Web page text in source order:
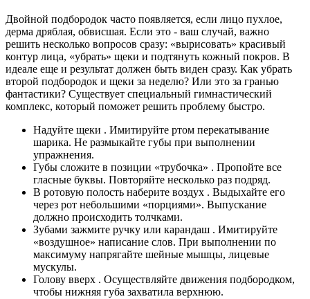
Двойной подбородок часто появляется, если лицо пухлое,
дерма дряблая, обвисшая. Если это - ваш случай, важно
решить несколько вопросов сразу: «вырисовать» красивый
контур лица, «убрать» щеки и подтянуть кожный покров. В
идеале еще и результат должен быть виден сразу. Как убрать
второй подбородок и щеки за неделю? Или это за гранью
фантастики? Существует специальный гимнастический
комплекс, который поможет решить проблему быстро.
Надуйте щеки . Имитируйте ртом перекатывание
шарика. Не размыкайте губы при выполнении
упражнения.
Губы сложите в позиции «трубочка» . Пропойте все
гласные буквы. Повторяйте несколько раз подряд.
В ротовую полость наберите воздух . Выдыхайте его
через рот небольшими «порциями». Выпускание
должно происходить толчками.
Зубами зажмите ручку или карандаш . Имитируйте
«воздушное» написание слов. При выполнении по
максимуму напрягайте шейные мышцы, лицевые
мускулы.
Голову вверх . Осуществляйте движения подбородком,
чтобы нижняя губа захватила верхнюю.